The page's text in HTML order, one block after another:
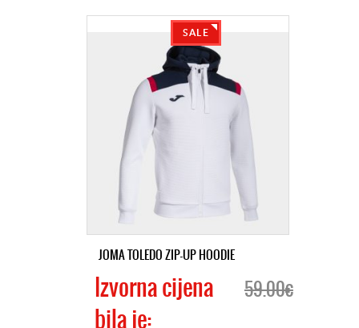
SALE
JOMA TOLEDO ZIP-UP HOODIE
59.00€
Izvorna cijena
bila je: